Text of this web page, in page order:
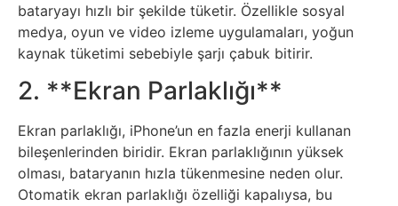
Gizem
Grafik
&
Tasarım
Güvenlik
bataryayı hızlı bir şekilde tüketir. Özellikle sosyal
medya, oyun ve video izleme uygulamaları, yoğun
kaynak tüketimi sebebiyle şarjı çabuk bitirir.
2. **Ekran Parlaklığı**
Ekran parlaklığı, iPhone’un en fazla enerji kullanan
bileşenlerinden biridir. Ekran parlaklığının yüksek
olması, bataryanın hızla tükenmesine neden olur.
Otomatik ekran parlaklığı özelliği kapalıysa, bu